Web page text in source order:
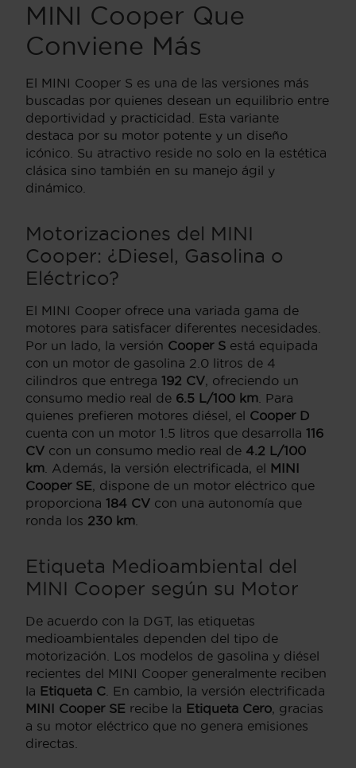
MINI Cooper Que
Conviene Más
El MINI Cooper S es una de las versiones más
buscadas por quienes desean un equilibrio entre
deportividad y practicidad. Esta variante
destaca por su motor potente y un diseño
icónico. Su atractivo reside no solo en la estética
clásica sino también en su manejo ágil y
dinámico.
Motorizaciones del MINI
Cooper: ¿Diesel, Gasolina o
Eléctrico?
El MINI Cooper ofrece una variada gama de
motores para satisfacer diferentes necesidades.
Por un lado, la versión Cooper S está equipada
con un motor de gasolina 2.0 litros de 4
cilindros que entrega 192 CV , ofreciendo un
consumo medio real de 6.5 L/100 km . Para
quienes prefieren motores diésel, el Cooper D
cuenta con un motor 1.5 litros que desarrolla 116
CV con un consumo medio real de 4.2 L/100
km . Además, la versión electrificada, el MINI
Cooper SE , dispone de un motor eléctrico que
proporciona 184 CV con una autonomía que
ronda los 230 km
Etiqueta Medioambiental del
MINI Cooper según su Motor
De acuerdo con la DGT, las etiquetas
medioambientales dependen del tipo de
motorización. Los modelos de gasolina y diésel
recientes del MINI Cooper generalmente reciben
la Etiqueta C . En cambio, la versión electrificada
MINI Cooper SE recibe la Etiqueta Cero , gracias
a su motor eléctrico que no genera emisiones
directas.